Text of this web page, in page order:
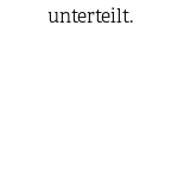
unterteilt.